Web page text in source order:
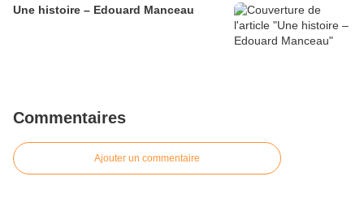
Une histoire – Edouard Manceau
Commentaires
Ajouter un commentaire